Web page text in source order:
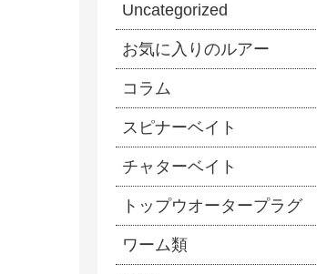
Uncategorized
お気に入りのルアー
コラム
スピナーベイト
チャターベイト
トップウオータープラグ
ワーム類